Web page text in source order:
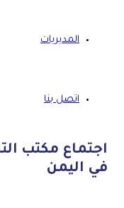
المديريات
اتصل بنا
في اليمن